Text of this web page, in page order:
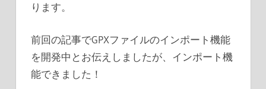
ります。
前回の記事でGPXファイルのインポート機能
を開発中とお伝えしましたが、インポート機
能できました！